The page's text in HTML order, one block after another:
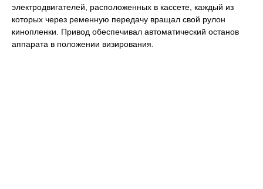
электродвигателей, расположенных в кассете, каждый из
которых через ременную передачу вращал свой рулон
кинопленки. Привод обеспечивал автоматический останов
аппарата в положении визирования.